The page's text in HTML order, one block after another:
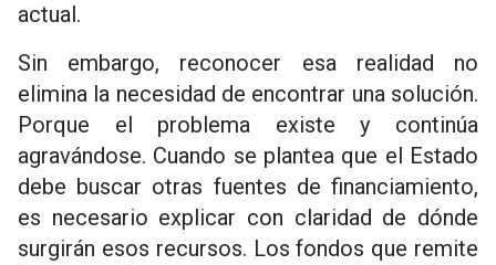
actual.
Sin embargo, reconocer esa realidad no
elimina la necesidad de encontrar una solución.
Porque el problema existe y continúa
agravándose. Cuando se plantea que el Estado
debe buscar otras fuentes de financiamiento,
es necesario explicar con claridad de dónde
surgirán esos recursos. Los fondos que remite